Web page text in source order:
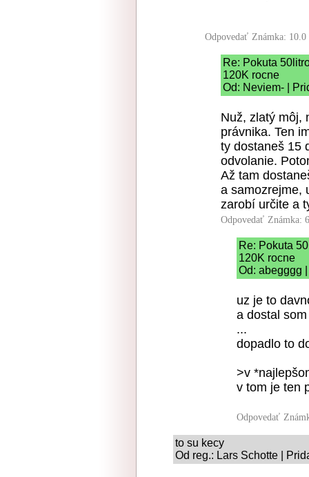
Odpovedať Známka: 10.0
Re: Pokuta
120K rocne
Od: Neviem- |
Nuž, zlatý môj,
právnika. Ten
ty dostaneš 15
odvolanie.
Až tam
a samozrejme,
zarobí určite a
Odpovedať Známka:
Re: Pokuta
120K rocne
Od: abegggg
uz je to
a dostal
...
dopadlo to
>v
v tom je ten
Odpovedať
to su kecy
Od reg.: Lars Schotte |